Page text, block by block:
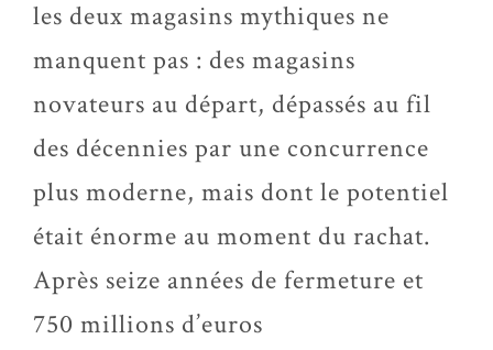
les deux magasins mythiques ne
manquent pas : des magasins
novateurs au départ, dépassés au fil
des décennies par une concurrence
plus moderne, mais dont le potentiel
était énorme au moment du rachat.
Après seize années de fermeture et
750 millions d’euros